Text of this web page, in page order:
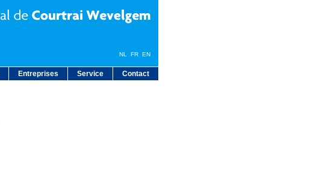
Entreprises Service Contact
NL FR EN